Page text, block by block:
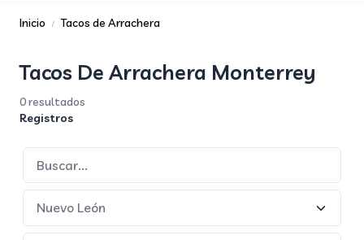
Inicio Tacos de Arrachera
Tacos De Arrachera Monterrey
0 resultados
Registros